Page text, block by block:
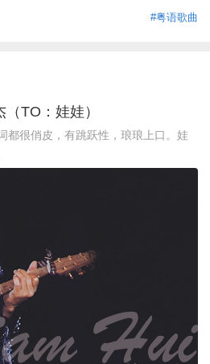
#粤语歌曲
（TO：娃娃）
都很俏皮，有跳跃性，琅琅上口。娃